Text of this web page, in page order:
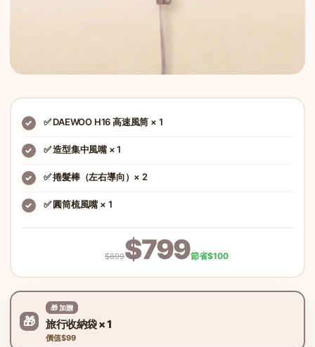
✓ ✅ DAEWOO H16 高速風筒 × 1
✓ ✅ 造型集中風嘴 × 1
✓ ✅ 捲髮棒（左右導向）× 2
✓ ✅ 圓筒梳風嘴 × 1
$899$799節省$100
🎁
🎁 加贈
旅行收納袋 × 1
價值$99